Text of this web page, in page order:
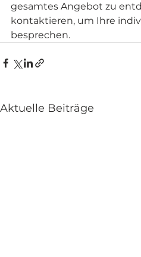
gesamtes Angebot zu
kontaktieren, um Ihre
besprechen.
Aktuelle Beiträge